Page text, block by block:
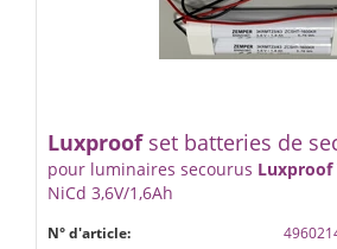
Luxproofset batteries de
pour luminaires secourus Luxproof
NiCd 3,6V/1,6Ah
N° d'article: